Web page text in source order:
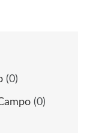
(0)
(0)